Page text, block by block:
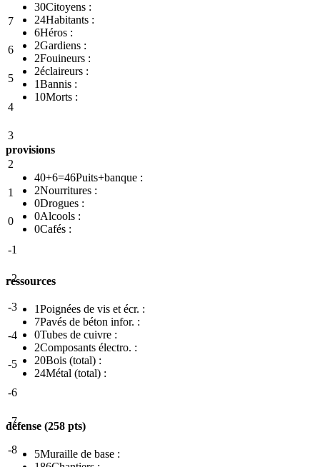
7
6
5
4
3
2
1
0
-1
-2
-3
-4
-5
-6
-7
-8
30Citoyens :
24Habitants :
6Héros :
2Gardiens :
2Fouineurs :
2éclaireurs :
1Bannis :
10Morts :
provisions
40+6=46Puits+banque :
2Nourritures :
0Drogues :
0Alcools :
0Cafés :
ressources
1Poignées de vis et écr. :
7Pavés de béton infor. :
0Tubes de cuivre :
2Composants électro. :
20Bois (total) :
24Métal (total) :
défense (258 pts)
5Muraille de base :